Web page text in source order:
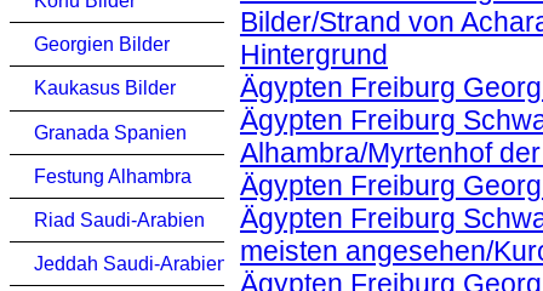
Georgien Bilder
Kaukasus Bilder
Granada Spanien
Festung Alhambra
Riad Saudi-Arabien
Jeddah Saudi-Arabien
Bilder/Strand von
Hintergrund
Ägypten Freiburg
Ägypten Freiburg
Alhambra/Myrtenhof
Ägypten Freiburg
Ägypten Freiburg
meisten angesehen/
Ägypten Freiburg